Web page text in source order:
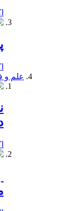
علم و